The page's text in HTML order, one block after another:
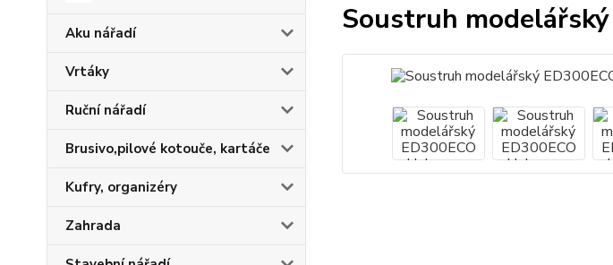
Aku nářadí
Vrtáky
Ruční nářadí
Brusivo,pilové kotouče, kartáče
Kufry, organizéry
Zahrada
Soustruh